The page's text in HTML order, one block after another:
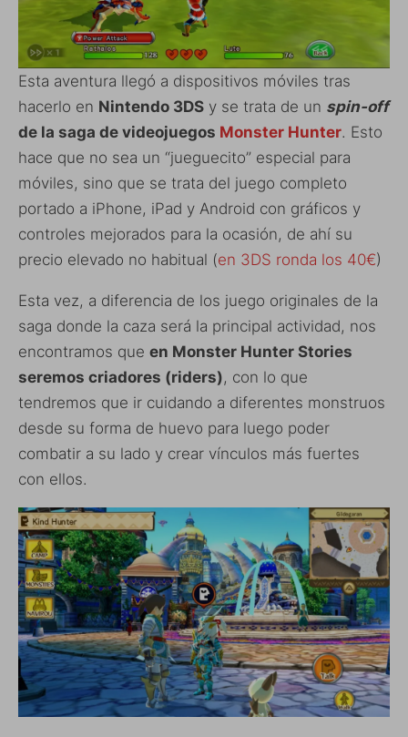
Esta aventura llegó a dispositivos móviles tras
hacerlo en Nintendo 3DS y se trata de un spin-off
de la saga de videojuegos Monster Hunter. Esto
hace que no sea un “jueguecito” especial para
móviles, sino que se trata del juego completo
portado a iPhone, iPad y Android con gráficos y
controles mejorados para la ocasión, de ahí su
precio elevado no habitual (en 3DS ronda los 40€)
Esta vez, a diferencia de los juego originales de la
saga donde la caza será la principal actividad, nos
encontramos que en Monster Hunter Stories
seremos criadores (riders), con lo que
tendremos que ir cuidando a diferentes monstruos
desde su forma de huevo para luego poder
combatir a su lado y crear vínculos más fuertes
con ellos.